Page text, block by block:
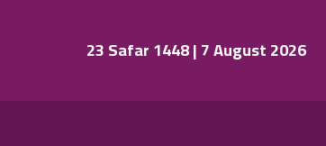
23 Safar 1448 | 7 August 2026